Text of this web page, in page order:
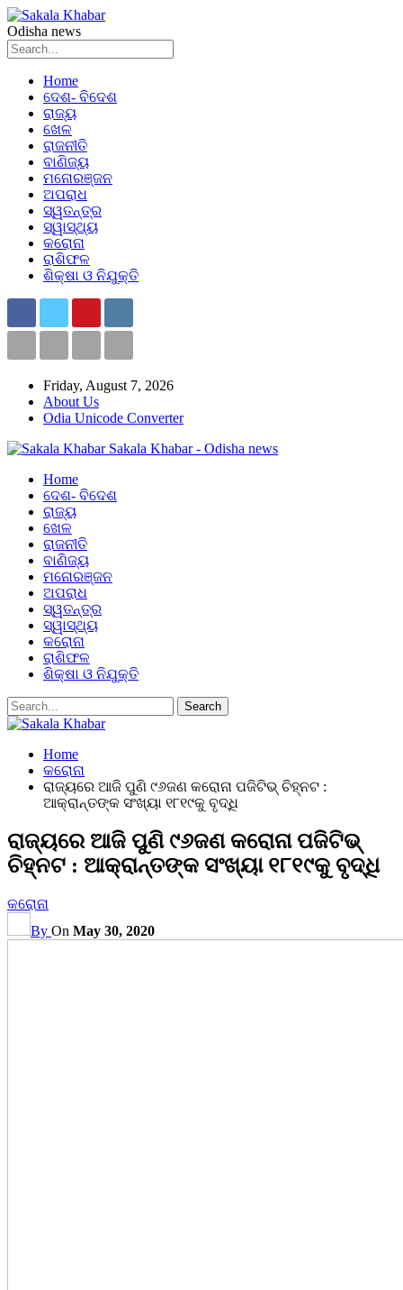
Odisha news
Home
ଦେଶ- ବିଦେଶ
ରାଜ୍ୟ
ଖେଳ
ରାଜନୀତି
ବାଣିଜ୍ୟ
ମନୋରଞ୍ଜନ
ଅପରାଧ
ସ୍ୱତନ୍ତ୍ର
ସ୍ୱାସ୍ଥ୍ୟ
କରୋନା
ରାଶିଫଳ
ଶିକ୍ଷା ଓ ନିଯୁକ୍ତି
Friday, August 7, 2026
About Us
Odia Unicode Converter
Sakala Khabar - Odisha news
Home
ଦେଶ- ବିଦେଶ
ରାଜ୍ୟ
ଖେଳ
ରାଜନୀତି
ବାଣିଜ୍ୟ
ମନୋରଞ୍ଜନ
ଅପରାଧ
ସ୍ୱତନ୍ତ୍ର
ସ୍ୱାସ୍ଥ୍ୟ
କରୋନା
ରାଶିଫଳ
ଶିକ୍ଷା ଓ ନିଯୁକ୍ତି
Home
କରୋନା
ରାଜ୍ୟରେ ଆଜି ପୁଣି ୯୬ଜଣ କରୋନା ପଜିଟିଭ୍ ଚିହ୍ନଟ :
ଆକ୍ରାନ୍ତଙ୍କ ସଂଖ୍ୟା ୧୮୧୯କୁ ବୃଦ୍ଧି
ରାଜ୍ୟରେ ଆଜି ପୁଣି ୯୬ଜଣ କରୋନା ପଜିଟିଭ୍
ଚିହ୍ନଟ : ଆକ୍ରାନ୍ତଙ୍କ ସଂଖ୍ୟା ୧୮୧୯କୁ ବୃଦ୍ଧି
କରୋନା
By On May 30, 2020